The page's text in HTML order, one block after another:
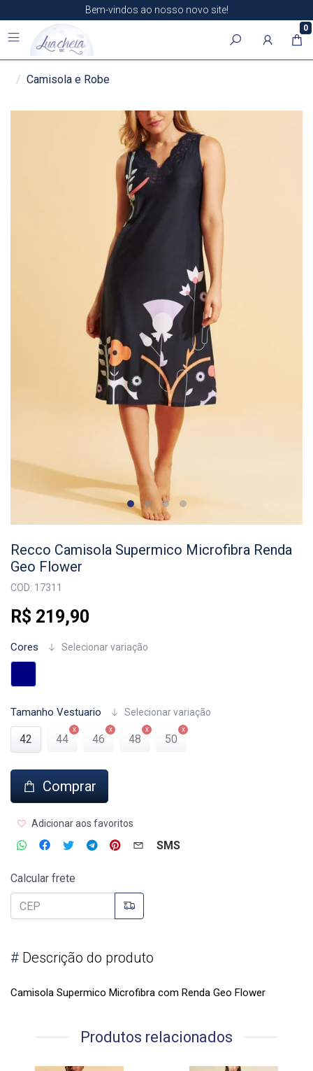
Bem-vindos ao nosso novo site!
0
Camisola e Robe
Recco Camisola Supermico Microfibra Renda
Geo Flower
COD: 17311
R$ 219,90
Cores Selecionar variação
Tamanho Vestuario Selecionar variação
42 44 46 48 50
Comprar
Adicionar aos favoritos
SMS
Calcular frete
# Descrição do produto
Camisola Supermico Microfibra com Renda Geo Flower
Produtos relacionados